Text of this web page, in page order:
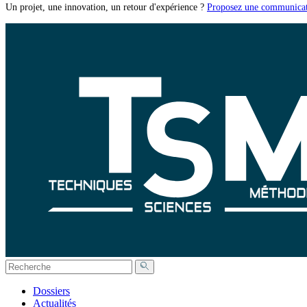
Un projet, une innovation, un retour d'expérience ? Proposez une
Dossiers
Actualités